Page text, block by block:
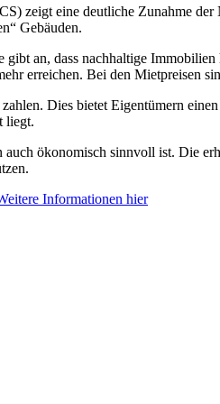
zeigt eine deutliche Zunahme
Gebäuden.
an, dass nachhaltige
erreichen. Bei den Mietpreisen
Dies bietet Eigentümern
liegt.
ökonomisch sinnvoll ist. Die
Informationen hier